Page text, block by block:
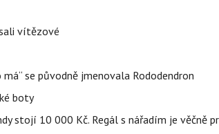
vítězové
se původně jmenovala Rododendron
boty
stojí 10 000 Kč. Regál s nářadím je věčně